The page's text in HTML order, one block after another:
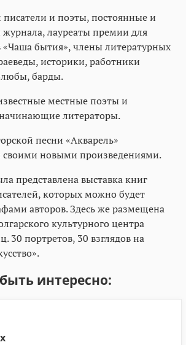
писатели и поэты, постоянные и
лауреаты премии для
бытия», члены литературных
историки, работники
барды.
местные поэты и
литераторы.
песни «Акварель»
своими новыми произведениями.
представлена выставка книг
которых можно будет
авторов. Здесь же размещена
культурного центра
30 портретов, 30 взглядов на
интересно: